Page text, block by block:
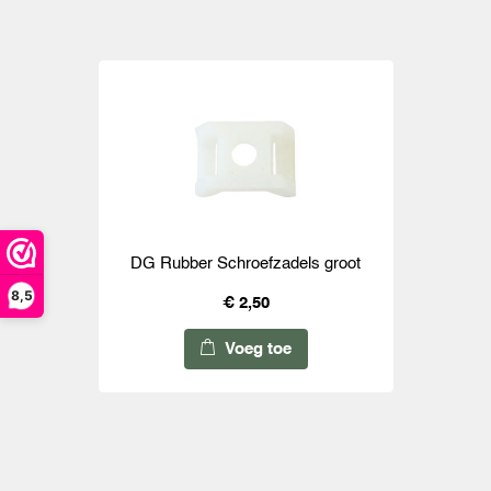
8,5
DG Rubber Schroefzadels groot
€ 2,50
Voeg toe